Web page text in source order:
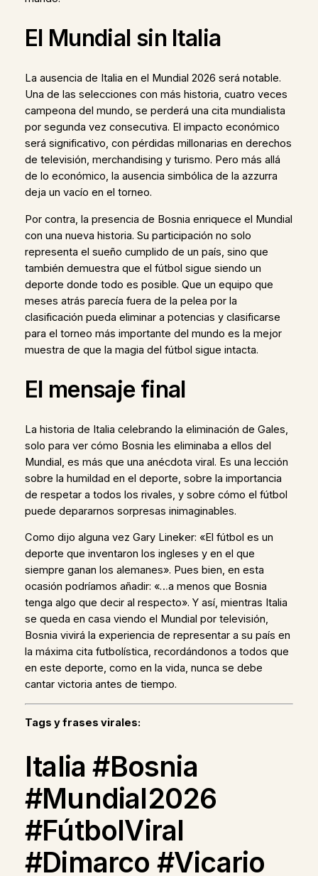
El Mundial sin Italia
La ausencia de Italia en el Mundial 2026 será notable.
Una de las selecciones con más historia, cuatro veces
campeona del mundo, se perderá una cita mundialista
por segunda vez consecutiva. El impacto económico
será significativo, con pérdidas millonarias en derechos
de televisión, merchandising y turismo. Pero más allá
de lo económico, la ausencia simbólica de la azzurra
deja un vacío en el torneo.
Por contra, la presencia de Bosnia enriquece el Mundial
con una nueva historia. Su participación no solo
representa el sueño cumplido de un país, sino que
también demuestra que el fútbol sigue siendo un
deporte donde todo es posible. Que un equipo que
meses atrás parecía fuera de la pelea por la
clasificación pueda eliminar a potencias y clasificarse
para el torneo más importante del mundo es la mejor
muestra de que la magia del fútbol sigue intacta.
El mensaje final
La historia de Italia celebrando la eliminación de Gales,
solo para ver cómo Bosnia les eliminaba a ellos del
Mundial, es más que una anécdota viral. Es una lección
sobre la humildad en el deporte, sobre la importancia
de respetar a todos los rivales, y sobre cómo el fútbol
puede depararnos sorpresas inimaginables.
Como dijo alguna vez Gary Lineker: «El fútbol es un
deporte que inventaron los ingleses y en el que
siempre ganan los alemanes». Pues bien, en esta
ocasión podríamos añadir: «…a menos que Bosnia
tenga algo que decir al respecto». Y así, mientras Italia
se queda en casa viendo el Mundial por televisión,
Bosnia vivirá la experiencia de representar a su país en
la máxima cita futbolística, recordándonos a todos que
en este deporte, como en la vida, nunca se debe
cantar victoria antes de tiempo.
Tags y frases virales:
Italia #Bosnia
#Mundial2026
#FútbolViral
#Dimarco #Vicario